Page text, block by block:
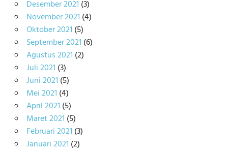
Desember 2021 (3)
November 2021 (4)
Oktober 2021 (5)
September 2021 (6)
Agustus 2021 (2)
Juli 2021 (3)
Juni 2021 (5)
Mei 2021 (4)
April 2021 (5)
Maret 2021 (5)
Februari 2021 (3)
Januari 2021 (2)